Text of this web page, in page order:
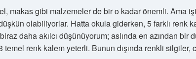
makas gibi malzemeler de bir o kadar önemli. Ama
olabiliyorlar. Hatta okula giderken, 5 farklı renk
daha akılcı düşünüyorum; aslında en azından bir
temel renk kalem yeterli. Bunun dışında renkli silgiler,